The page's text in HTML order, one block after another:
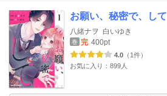
お願い、秘密で、して
八緒ナヲ 白いゆき
巻 完 400pt
4.0 （1件）
お気に入り：899人